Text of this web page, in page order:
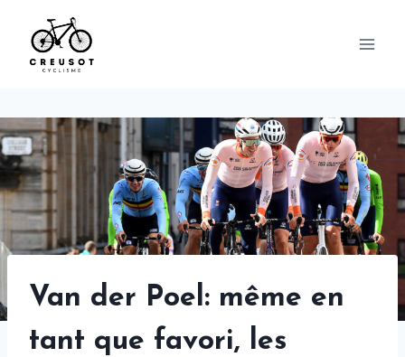
content
Van der Poel: même en
tant que favori, les